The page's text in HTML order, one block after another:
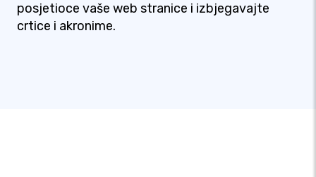
posjetioce vaše web stranice i izbjegavajte
crtice i akronime.